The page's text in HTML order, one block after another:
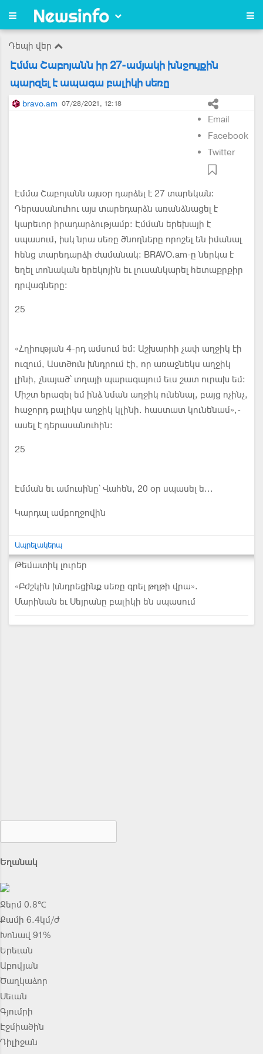
Դեպի վեր
Էմմա Շաբոյանն իր 27-ամյակի խնջույքին
պարզել է ապագա բալիկի սեռը
bravo.am 07/28/2021, 12:18
Email
Facebook
Twitter
Էմմա Շաբոյանն այսօր դարձել է 27 տարեկան:
Դերասանուհու այս տարեդարձն առանձնացել է
կարեւոր իրադարձությամբ: Էմման երեխայի է
սպասում, իսկ նրա սեռը ծնողները որոշել են իմանալ
հենց տարեդարձի ժամանակ: BRAVO.am-ը ներկա է
եղել տոնական երեկոյին եւ լուսանկարել հետաքրքիր
դրվագները:
25
«Հղիության 4-րդ ամսում եմ: Աշխարհի չափ աղջիկ էի
ուզում, Աստծուն խնդրում էի, որ առաջնեկս աղջիկ
լինի, չնայած՝ տղայի պարագայում եւս շատ ուրախ եմ:
Միշտ երազել եմ ինձ նման աղջիկ ունենալ, բայց ոչինչ,
հաջորդ բալիկս աղջիկ կլինի. հաստատ կունենամ»,-
ասել է դերասանուհին:
25
Էմման եւ ամուսինը՝ Վահեն, 20 օր սպասել ե...
Կարդալ ամբողջովին
Ապրելակերպ
Թեմատիկ լուրեր
«Բժշկին խնդրեցինք սեռը գրել թղթի վրա».
Մարինան եւ Սեյրանը բալիկի են սպասում
Եղանակ
Ջերմ 0.8℃
Քամի 6.4կմ/ժ
Խոնավ 91%
Երեւան
Աբովյան
Ծաղկաձոր
Սեւան
Գյումրի
Էջմիածին
Դիլիջան